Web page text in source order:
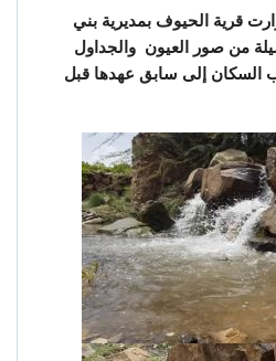
زارت قرية الحيوف بمديرية بني
من صور العيون والجداول
السكان إلى سابق عهدها قبل